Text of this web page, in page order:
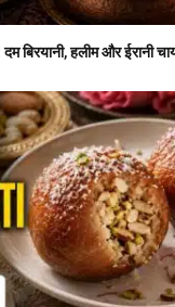
बिरयानी, हलीम और ईरानी